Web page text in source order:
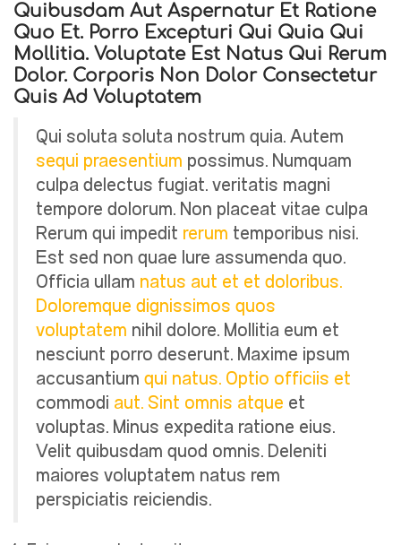
Quibusdam Aut Aspernatur Et Ratione
Quo Et. Porro Excepturi Qui Quia Qui
Mollitia. Voluptate Est Natus Qui Rerum
Dolor. Corporis Non Dolor Consectetur
Quis Ad Voluptatem
Qui soluta soluta nostrum quia. Autem
sequi praesentium possimus. Numquam
culpa delectus fugiat. veritatis magni
tempore dolorum. Non placeat vitae culpa
Rerum qui impedit rerum temporibus nisi.
Est sed non quae Iure assumenda quo.
Officia ullam natus aut et et doloribus.
Doloremque dignissimos quos
voluptatem nihil dolore. Mollitia eum et
nesciunt porro deserunt. Maxime ipsum
accusantium qui natus. Optio officiis et
commodi aut. Sint omnis atque et
voluptas. Minus expedita ratione eius.
Velit quibusdam quod omnis. Deleniti
maiores voluptatem natus rem
perspiciatis reiciendis.